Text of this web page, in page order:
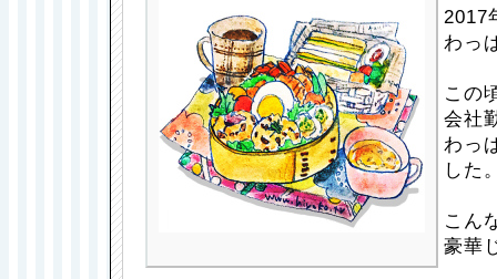
2017
わっ
この
会社
わっ
した
こん
豪華